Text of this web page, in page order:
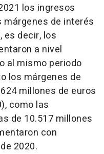
los ingresos
de interés
es decir, los
a nivel
al mismo periodo
los márgenes de
millones de euros
como las
de 10.517 millones
con
2020.